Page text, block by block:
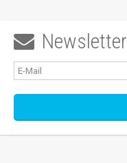
 Newsletter